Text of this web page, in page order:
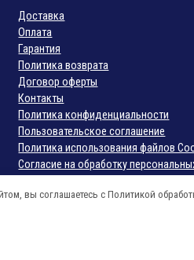
Доставка
Оплата
Гарантия
Политика возврата
Договор оферты
Контакты
Политика конфиденциальности
Пользовательское соглашение
Политика использования файлов
Согласие на обработку
вы соглашаетесь с Политикой